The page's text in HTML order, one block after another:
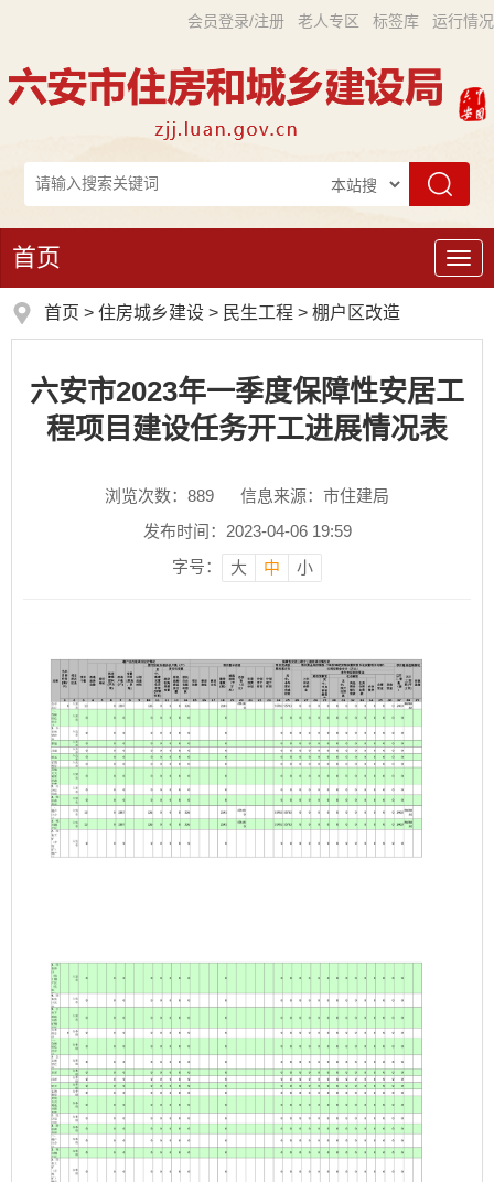
会员登录/注册 老人专区 标签库 运行情况
导
航
首页
首页 > 住房城乡建设 > 民生工程 > 棚户区改造
六安市2023年一季度保障性安居工
程项目建设任务开工进展情况表
浏览次数： 889
信息来源：市住建局
发布时间：2023-04-06 19:59
字号：
大 中 小